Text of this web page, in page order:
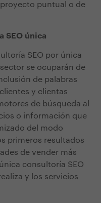
puntual o de
SEO única
SEO por única
se ocuparán de
de palabras
y clientas
de búsqueda al
o información que
del modo
primeros resultados
de vender más
consultoría SEO
y los servicios